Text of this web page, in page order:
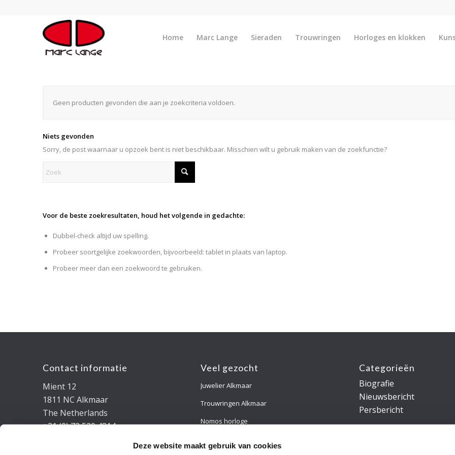
Deze website maakt gebruik van cookies
Home Marc Lange Sieraden Trouwringen Horloges en klokken
Geen producten gevonden die aan je zoekcriteria voldoen.
Niets gevonden
Sorry, de post waarnaar u opzoek bent is niet beschikbaar. Misschien wilt u gebruik maken van de zoekfunctie?
Voor de beste zoekresultaten, houd het volgende in gedachte:
Dubbel-check altijd uw spelling.
Probeer soortgelijke zoekwoorden, bijvoorbeeld: tablet in plaats van laptop.
Probeer meer dan een zoekwoord te gebruiken.
Contact informatie
Mient 12
1811 NC Alkmaar
The Netherlands
+31 (0) 72 520 4814
Veel gezocht
Juwelier Alkmaar
Trouwringen Alkmaar
Nomos horloge
Categorieën
Biografie
Nieuwsbericht
Persbericht